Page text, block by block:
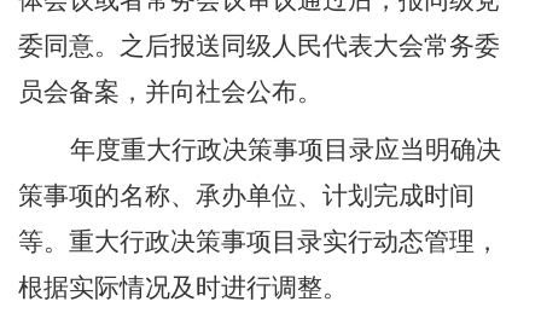
委同意。 之后报送同级人民代表大会常务委
员会备案，并向社会公布。
年度重大行政决策事项目录应当明确决
策事项的名称、承办单位、计划完成时间
等。重大行政决策事项目录实行动态管理，
根据实际情况及时进行调整。